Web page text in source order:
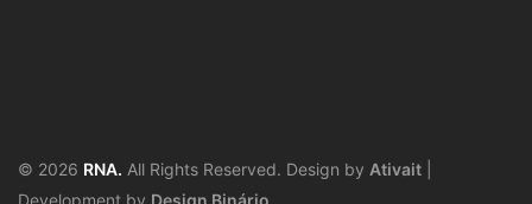
© 2026 RNA. All Rights Reserved. Design by Ativait